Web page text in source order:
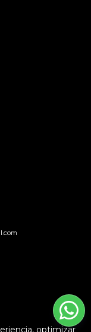
diamantada y
optimizar